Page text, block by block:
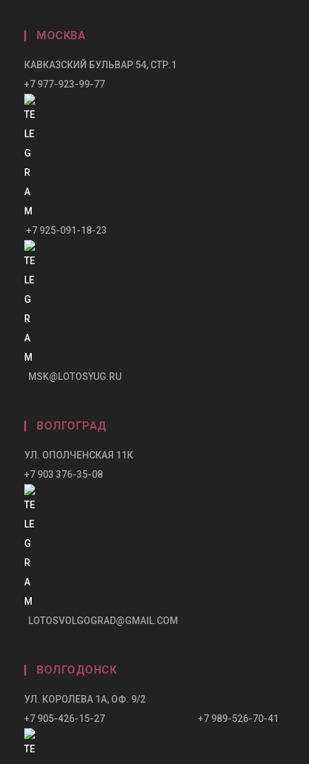
МОСКВА
КАВКАЗСКИЙ БУЛЬВАР 54, СТР.1
+7 977-923-99-77
+7 925-091-18-23
MSK@LOTOSYUG.RU
ВОЛГОГРАД
УЛ. ОПОЛЧЕНСКАЯ 11К
+7 903 376-35-08
LOTOSVOLGOGRAD@GMAIL.COM
ВОЛГОДОНСК
УЛ. КОРОЛЕВА 1А, ОФ. 9/2
+7 905-426-15-27 +7 989-526-70-41